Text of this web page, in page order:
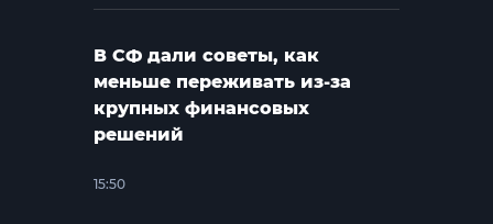
В СФ дали советы, как
меньше переживать из-за
крупных финансовых
решений
15:50